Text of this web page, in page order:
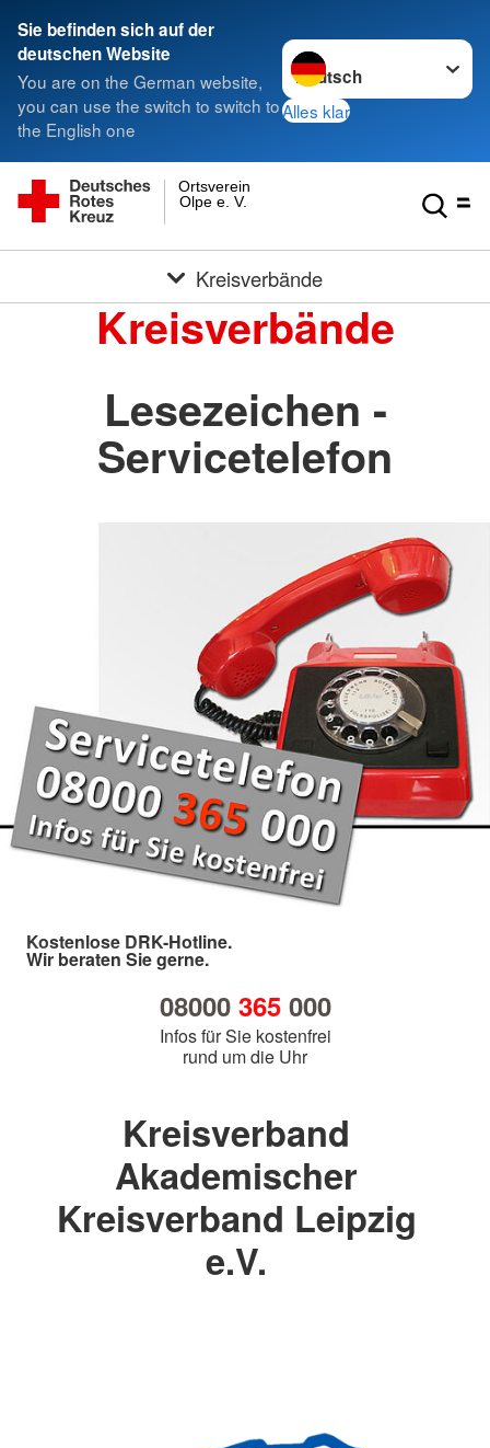
Sie befinden sich auf der
deutschen Website
You are on the German website,
you can use the switch to switch to
the English one
Sprache wechseln zu
Alles klar
Olpe e. V.
Ortsverein
Kreisverbände
Kreisverbände
Lesezeichen -
Servicetelefon
Kostenlose DRK-Hotline.
Wir beraten Sie gerne.
08000 365000
Infos für Sie kostenfrei
rund um die Uhr
Kreisverband
Akademischer
Kreisverband Leipzig
e.V.